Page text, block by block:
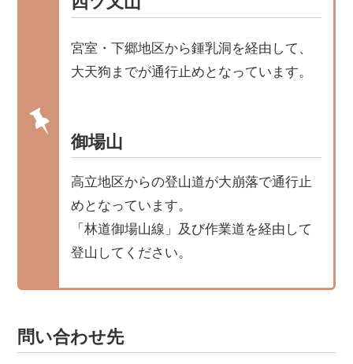
宮室・下郷地区から鍾乳洞を経由して、
大天狗までが通行止めとなっています。
御場山
高立地区からの登山道が大崩落で通行止
めとなっています。
「林道御場山線」及び作業道を経由して
登山してください。
問い合わせ先